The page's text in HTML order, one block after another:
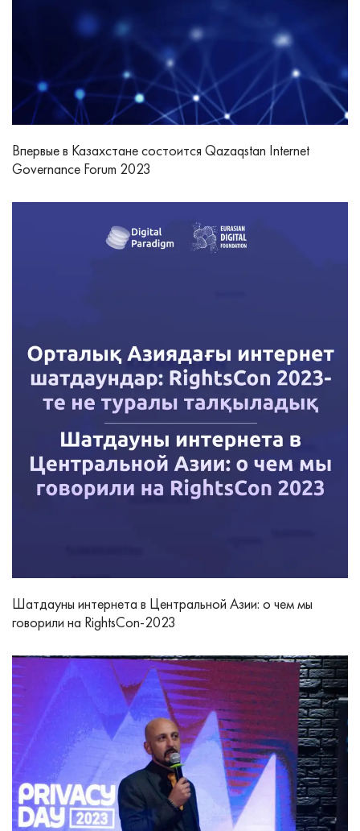
Впервые в Казахстане состоится Qazaqstan Internet
Governance Forum 2023
Шатдауны интернета в Центральной Азии: о чем мы
говорили на RightsCon-2023